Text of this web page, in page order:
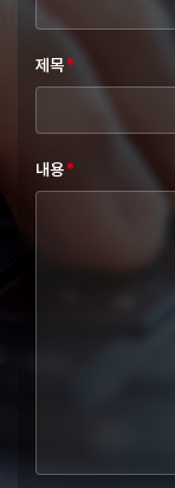
제목*
내용*